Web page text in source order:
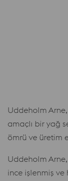
Uddeholm
amaçlı bir yağ
ömrü ve üretim
Uddeholm
ince işlenmiş ve